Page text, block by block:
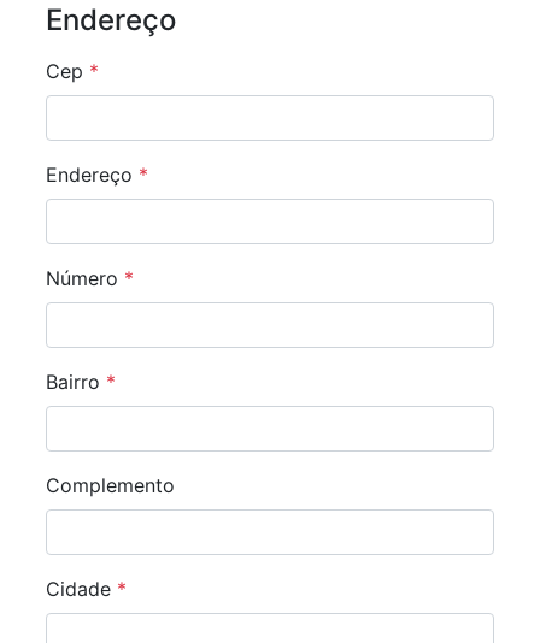
Endereço
Cep *
Endereço *
Número *
Bairro *
Complemento
Cidade *